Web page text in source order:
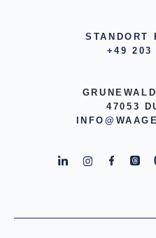
STANDORT
+49 203
47053